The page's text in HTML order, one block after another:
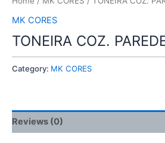
MK CORES
TONEIRA COZ.
Category: MK CORES
Reviews (0)